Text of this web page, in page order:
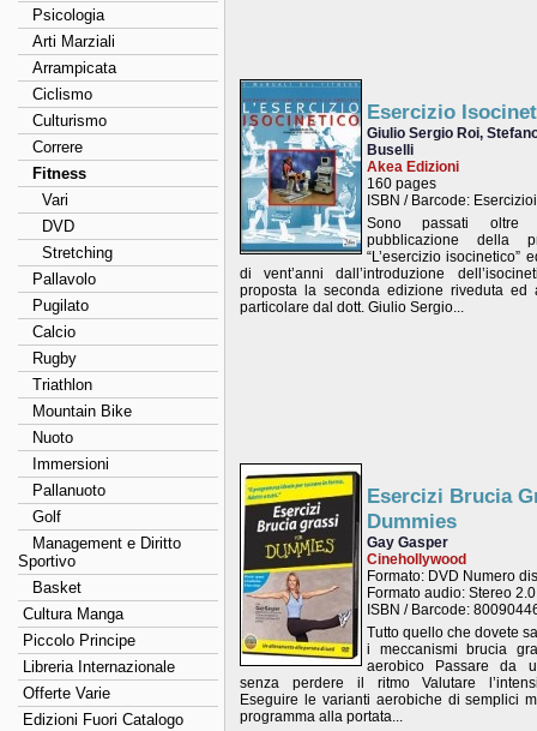
Esercizio
Giulio Sergio Roi,
Buselli
Akea Edizioni
160 pages
ISBN / Barcode:
Sono passati
pubblicazione della
“L’esercizio isocinetico”
di vent’anni dall’introduzione
proposta la seconda edizione riveduta ed
particolare dal dott. Giulio Sergio...
Esercizi Brucia
Dummies
Gay Gasper
Cinehollywood
Formato: DVD Numero
Formato audio: Stereo
ISBN / Barcode:
Tutto quello che dovete
i meccanismi brucia
aerobico Passare da
senza perdere il ritmo Valutare
Eseguire le varianti aerobiche di semplici
programma alla portata...
Psicologia
Arti Marziali
Arrampicata
Ciclismo
Culturismo
Correre
Fitness
Vari
DVD
Stretching
Pallavolo
Pugilato
Calcio
Rugby
Triathlon
Mountain Bike
Nuoto
Immersioni
Pallanuoto
Golf
Management e Diritto
Sportivo
Basket
Cultura Manga
Piccolo Principe
Libreria Internazionale
Offerte Varie
Edizioni Fuori Catalogo